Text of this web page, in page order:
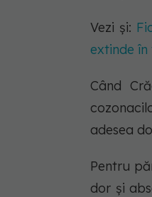
Vezi și:
extinde
Când
adesea
Pentru
dor și